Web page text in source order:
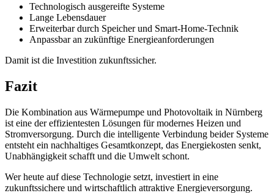
Technologisch ausgereifte Systeme
Lange Lebensdauer
Erweiterbar durch Speicher und Smart-Home-Technik
Anpassbar an zukünftige Energieanforderungen
Damit ist die Investition zukunftssicher.
Fazit
Die Kombination aus Wärmepumpe und Photovoltaik in Nürnberg
ist eine der effizientesten Lösungen für modernes Heizen und
Stromversorgung. Durch die intelligente Verbindung beider Systeme
entsteht ein nachhaltiges Gesamtkonzept, das Energiekosten senkt,
Unabhängigkeit schafft und die Umwelt schont.
Wer heute auf diese Technologie setzt, investiert in eine
zukunftssichere und wirtschaftlich attraktive Energieversorgung.